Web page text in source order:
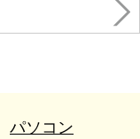
パソコン